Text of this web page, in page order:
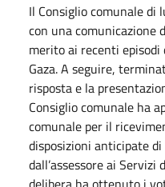
Il Consiglio comunale di
con una comunicazione
merito ai recenti
Gaza. A seguire,
risposta e la
Consiglio comunale ha
comunale per il
disposizioni anticipate
dall’assessore ai